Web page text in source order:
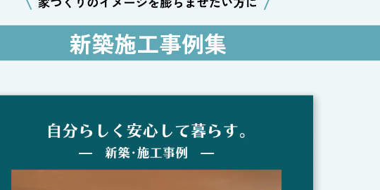
新築施工事例集